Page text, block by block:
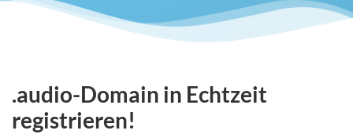
.audio-Domain in Echtzeit
registrieren!